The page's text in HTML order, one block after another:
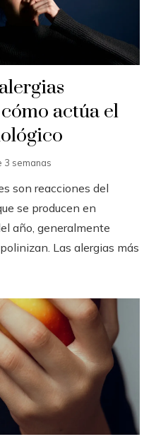
actúa el
3 semanas
son reacciones del
se producen en
año, generalmente
Las alergias más